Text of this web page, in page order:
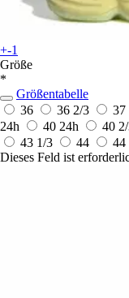
+-1
Größe
*
Größentabelle
36
36 2/3 37
24h
40 24h 40
43 1/3
44
44
Dieses Feld ist